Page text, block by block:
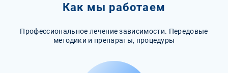
Как мы работаем
Профессиональное лечение зависимости. Передовые
методики и препараты, процедуры